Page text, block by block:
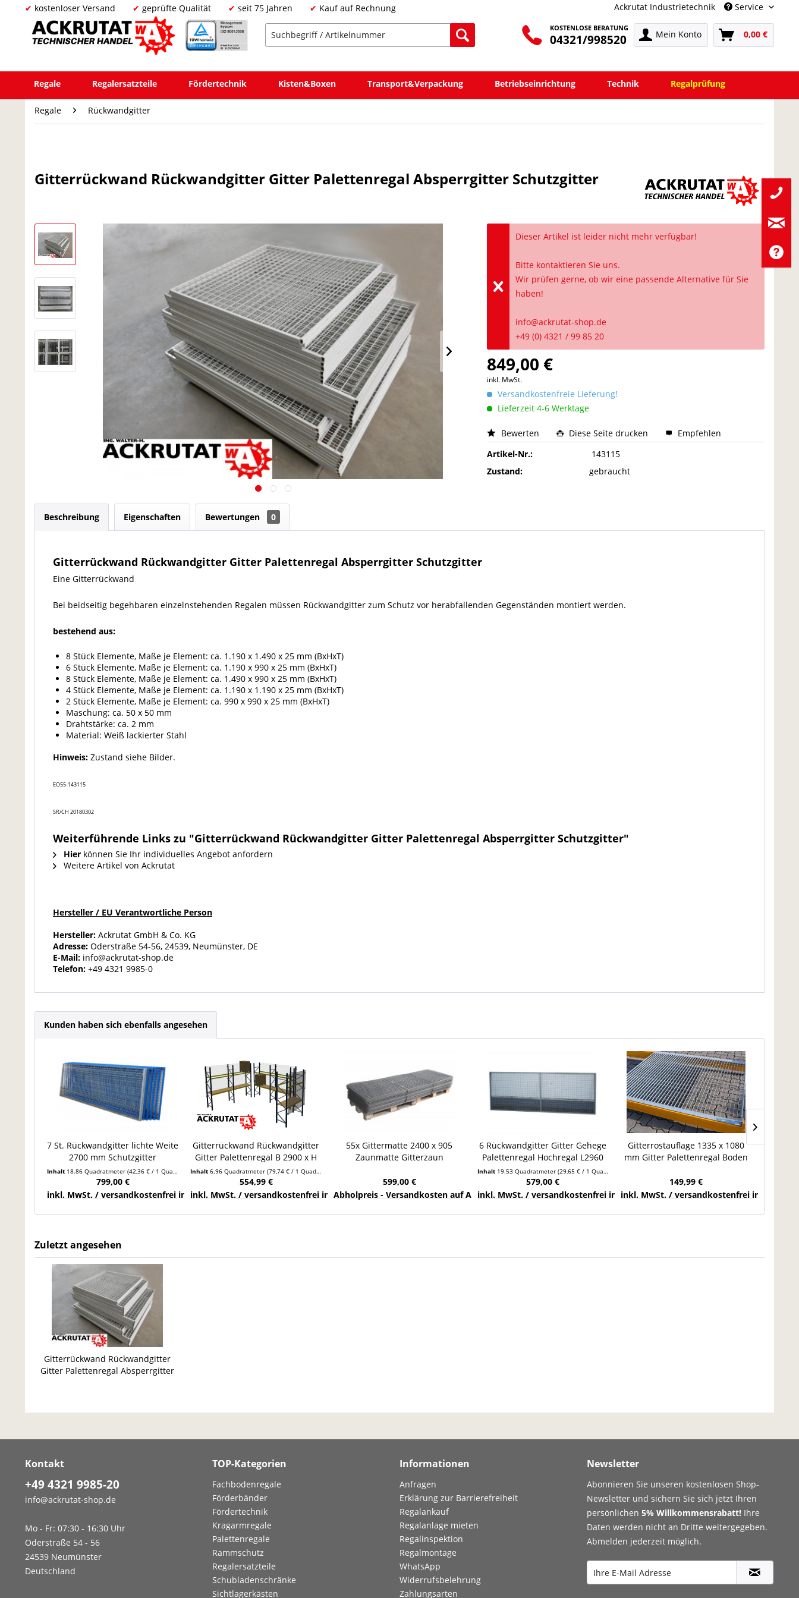
kostenloser Versand geprüfte Qualität seit 75 Jahren Kauf auf Rechnung Ackrutat Industrietechnik Service
KOSTENLOSE BERATUNG
04321/998520 Mein Konto 0,00 €
Regale Regalersatzteile Fördertechnik Kisten&Boxen Transport&Verpackung Betriebseinrichtung Technik Regalprüfung
Regale Rückwandgitter
Gitterrückwand Rückwandgitter Gitter Palettenregal Absperrgitter Schutzgitter
Dieser Artikel ist leider nicht mehr verfügbar!
Bitte kontaktieren Sie uns.
Wir prüfen gerne, ob wir eine passende Alternative für Sie
haben!
info@ackrutat-shop.de
+49 (0) 4321 / 99 85 20
849,00 €
inkl. MwSt.
Versandkostenfreie Lieferung!
Lieferzeit 4-6 Werktage
Bewerten Diese Seite drucken
Empfehlen
Artikel-Nr.:
143115
Zustand:
gebraucht
Beschreibung Eigenschaften Bewertungen 0
Gitterrückwand Rückwandgitter Gitter Palettenregal Absperrgitter Schutzgitter
Eine Gitterrückwand
Bei beidseitig begehbaren einzelnstehenden Regalen müssen Rückwandgitter zum Schutz vor herabfallenden Gegenständen montiert werden.
bestehend aus:
8 Stück Elemente, Maße je Element: ca. 1.190 x 1.490 x 25 mm (BxHxT)
6 Stück Elemente, Maße je Element: ca. 1.190 x 990 x 25 mm (BxHxT)
8 Stück Elemente, Maße je Element: ca. 1.490 x 990 x 25 mm (BxHxT)
4 Stück Elemente, Maße je Element: ca. 1.190 x 1.190 x 25 mm (BxHxT)
2 Stück Elemente, Maße je Element: ca. 990 x 990 x 25 mm (BxHxT)
Maschung: ca. 50 x 50 mm
Drahtstärke: ca. 2 mm
Material: Weiß lackierter Stahl
Hinweis: Zustand siehe Bilder.
EO55-143115
SR/CH 20180302
Weiterführende Links zu "Gitterrückwand Rückwandgitter Gitter Palettenregal Absperrgitter Schutzgitter"
Hier können Sie Ihr individuelles Angebot anfordern
Weitere Artikel von Ackrutat
Hersteller / EU Verantwortliche Person
Hersteller: Ackrutat GmbH & Co. KG
Adresse: Oderstraße 54-56, 24539, Neumünster, DE
E-Mail: info@ackrutat-shop.de
Telefon: +49 4321 9985-0
Kunden haben sich ebenfalls angesehen
7 St. Rückwandgitter lichte Weite
2700 mm Schutzgitter
Palettenregal Stahlgitter
Inhalt 18.86 Quadratmeter (42,36 € / 1 Quadratmeter)
799,00 €
inkl. MwSt. / versandkostenfrei innerhalb Deutschlands
Gitterrückwand Rückwandgitter
Gitter Palettenregal B 2900 x H
2400
Inhalt6.96 Quadratmeter(79,74 € / 1 Quadratmeter)
554,99 €
inkl. MwSt. / versandkostenfrei innerhalb Deutschlands
55x Gittermatte 2400 x 905
Zaunmatte Gitterzaun
599,00 €
Abholpreis - Versandkosten auf Anfrage
6 Rückwandgitter Gitter Gehege
Palettenregal Hochregal L2960
H1100
Inhalt 19.53 Quadratmeter (29,65 € / 1 Quadratmeter)
579,00 €
inkl. MwSt. / versandkostenfrei innerhalb Deutschlands
Gitterrostauflage 1335 x 1080
mm Gitter Palettenregal Boden
149,99 €
inkl. MwSt. / versandkostenfrei innerhalb
Zuletzt angesehen
Gitterrückwand Rückwandgitter
Gitter Palettenregal Absperrgitter
Kontakt
+49 4321 9985-20
info@ackrutat-shop.de
Mo - Fr: 07:30 - 16:30 Uhr
Oderstraße 54 - 56
24539 Neumünster
Deutschland
TOP-Kategorien
Fachbodenregale
Förderbänder
Fördertechnik
Kragarmregale
Palettenregale
Rammschutz
Regalersatzteile
Schubladenschränke
Sichtlagerkästen
Informationen
Anfragen
Erklärung zur Barrierefreiheit
Regalankauf
Regalanlage mieten
Regalinspektion
Regalmontage
WhatsApp
Widerrufsbelehrung
Zahlungsarten
Newsletter
Abonnieren Sie unseren kostenlosen Shop-
Newsletter und sichern Sie sich jetzt Ihren
persönlichen 5% Willkommensrabatt! Ihre
Daten werden nicht an Dritte weitergegeben.
Abmelden jederzeit möglich.